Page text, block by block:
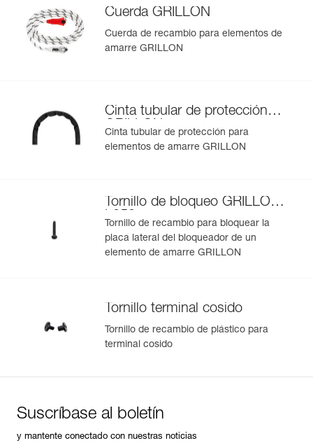
Más información Cuerda GRILLON
Cuerda de recambio para elementos de
amarre GRILLON
Cinta tubular de protección
GRILLON
Cinta tubular de protección para
elementos de amarre GRILLON
Tornillo de bloqueo GRILLON
L052
Tornillo de recambio para bloquear la
placa lateral del bloqueador de un
elemento de amarre GRILLON
Tornillo terminal cosido
Tornillo de recambio de plástico para
terminal cosido
Suscríbase al boletín
y mantente conectado con nuestras noticias